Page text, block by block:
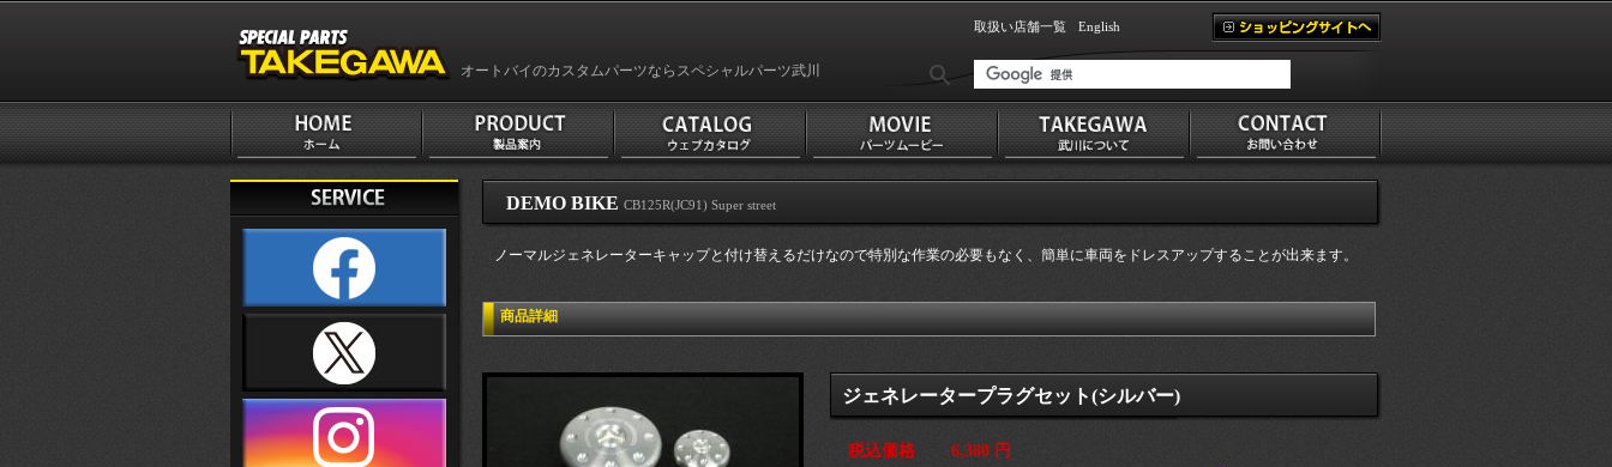
オートバイのカスタムパーツならスペシャルパーツ武川
取扱い店舗一覧 English
DEMO BIKE CB125R(JC91) Super street
ノーマルジェネレーターキャップと付け替えるだけなので特別な作業の必要もなく、簡単に車両をドレスアップすることが出来ます。
商品詳細
ジェネレータープラグセット(シルバー)
税込価格 6,380 円